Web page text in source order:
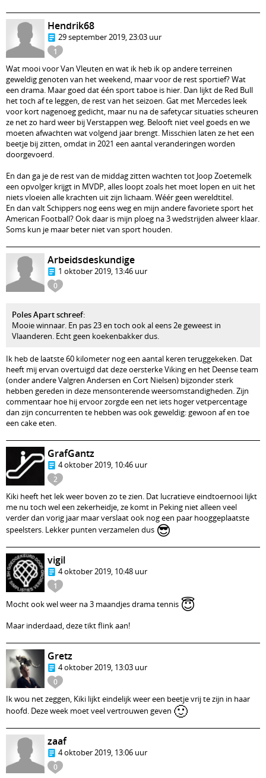
1
Hendrik68
29 september 2019, 23:03 uur
Wat mooi voor Van Vleuten en wat ik heb ik op andere terreinen
geweldig genoten van het weekend, maar voor de rest sportief? Wat
een drama. Maar goed dat één sport taboe is hier. Dan lijkt de Red Bull
het toch af te leggen, de rest van het seizoen. Gat met Mercedes leek
voor kort nagenoeg gedicht, maar nu na de safetycar situaties scheuren
ze net zo hard weer bij Verstappen weg. Belooft niet veel goeds en we
moeten afwachten wat volgend jaar brengt. Misschien laten ze het een
beetje bij zitten, omdat in 2021 een aantal veranderingen worden
doorgevoerd.
En dan ga je de rest van de middag zitten wachten tot Joop Zoetemelk
een opvolger krijgt in MVDP, alles loopt zoals het moet lopen en uit het
niets vloeien alle krachten uit zijn lichaam. Wéér geen wereldtitel.
En dan valt Schippers nog eens weg en mijn andere favoriete sport het
American Football? Ook daar is mijn ploeg na 3 wedstrijden alweer klaar.
Soms kun je maar beter niet van sport houden.
0
Arbeidsdeskundige
1 oktober 2019, 13:46 uur
Poles Apart schreef:
Mooie winnaar. En pas 23 en toch ook al eens 2e geweest in
Vlaanderen. Echt geen koekenbakker dus.
Ik heb de laatste 60 kilometer nog een aantal keren teruggekeken. Dat
heeft mij ervan overtuigd dat deze oersterke Viking en het Deense team
(onder andere Valgren Andersen en Cort Nielsen) bijzonder sterk
hebben gereden in deze mensonterende weersomstandigheden. Zijn
commentaar hoe hij ervoor zorgde een net iets hoger vetpercentage
dan zijn concurrenten te hebben was ook geweldig: gewoon af en toe
een cake eten.
2
GrafGantz
4 oktober 2019, 10:46 uur
Kiki heeft het lek weer boven zo te zien. Dat lucratieve eindtoernooi lijkt
me nu toch wel een zekerheidje, ze komt in Peking niet alleen veel
verder dan vorig jaar maar verslaat ook nog een paar hooggeplaatste
speelsters. Lekker punten verzamelen dus 😎
1
vigil
4 oktober 2019, 10:48 uur
Mocht ook wel weer na 3 maandjes drama tennis 😇
Maar inderdaad, deze tikt flink aan!
0
Gretz
4 oktober 2019, 13:03 uur
Ik wou net zeggen, Kiki lijkt eindelijk weer een beetje vrij te zijn in haar
hoofd. Deze week moet veel vertrouwen geven 🙂
0
zaaf
4 oktober 2019, 13:06 uur